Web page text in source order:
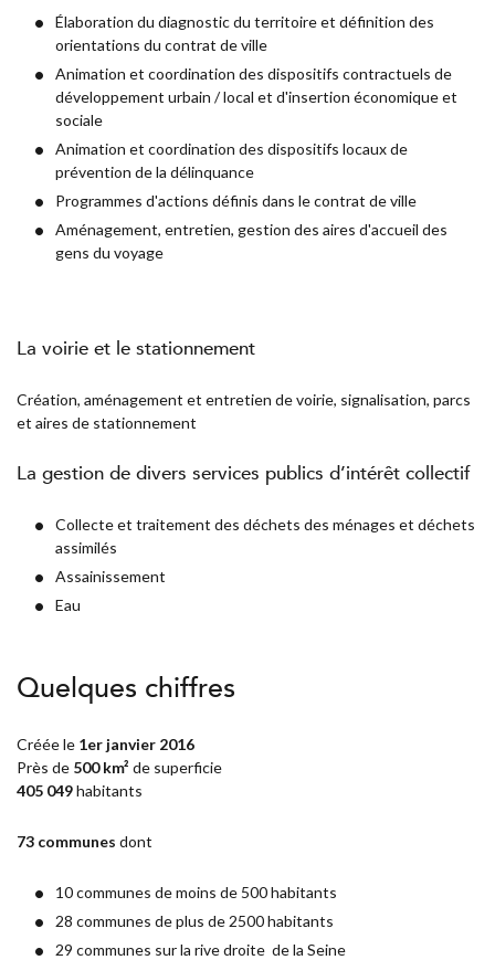
Élaboration du diagnostic du territoire et définition des
orientations du contrat de ville
Animation et coordination des dispositifs contractuels de
développement urbain / local et d'insertion économique et
sociale
Animation et coordination des dispositifs locaux de
prévention de la délinquance
Programmes d'actions définis dans le contrat de ville
Aménagement, entretien, gestion des aires d'accueil des
gens du voyage
La voirie et le stationnement
Création, aménagement et entretien de voirie, signalisation, parcs
et aires de stationnement
La gestion de divers services publics d’intérêt collectif
Collecte et traitement des déchets des ménages et déchets
assimilés
Assainissement
Eau
Quelques chiffres
Créée le 1er janvier 2016
Près de 500 km² de superficie
405 049habitants
73 communes dont
10 communes de moins de 500 habitants
28 communes de plus de 2500 habitants
29 communes sur la rive droite de la Seine